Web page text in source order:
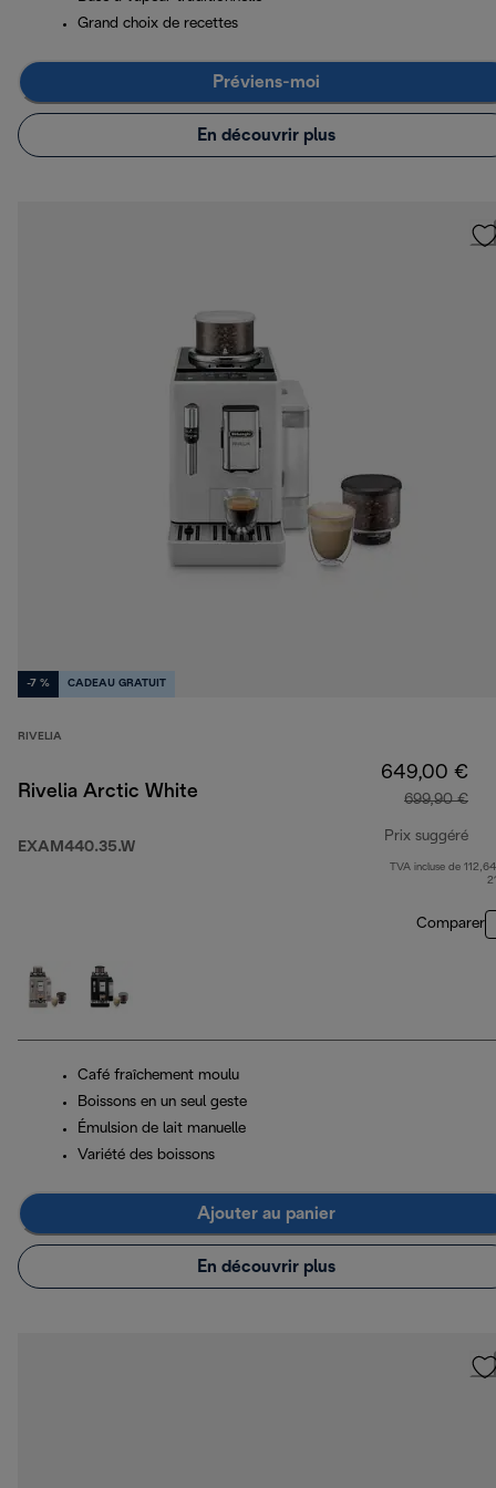
Grand choix de recettes
Préviens-moi
En découvrir plus
-7 % CADEAU GRATUIT
RIVELIA
Rivelia Arctic White
EXAM440.35.W
649,00 €
699,90 €
Prix suggéré
TVA incluse de
Comparer
Café fraîchement moulu
Boissons en un seul geste
Émulsion de lait manuelle
Variété des boissons
Ajouter au panier
En découvrir plus